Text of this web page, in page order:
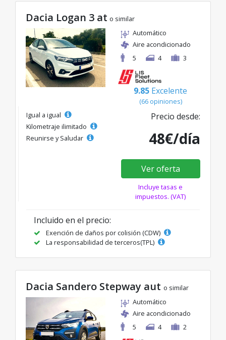
Dacia Logan 3 at o similar
Automático
Aire acondicionado
5
4 3
9.85 Excelente
(66 opiniones)
Igual a igual
Kilometraje ilimitado
Reunirse y Saludar
Precio desde:
48€/día
Ver oferta
Incluye tasas e
impuestos. (VAT)
Incluido en el precio:
Exención de daños por colisión (CDW)
La responsabilidad de terceros(TPL)
Dacia Sandero Stepway aut o similar
Automático
Aire acondicionado
5
4 2